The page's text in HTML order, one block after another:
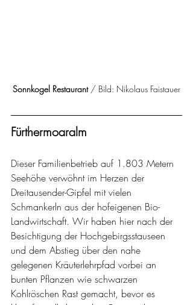
Sonnkogel Restaurant / Bild: Nikolaus Faistauer
Fürthermoaralm
Dieser Familienbetrieb auf 1.803 Metern
Seehöhe verwöhnt im Herzen der
Dreitausender-Gipfel mit vielen
Schmankerln aus der hofeigenen Bio-
Landwirtschaft. Wir haben hier nach der
Besichtigung der Hochgebirgsstauseen
und dem Abstieg über den nahe
gelegenen Kräuterlehrpfad vorbei an
bunten Pflanzen wie schwarzen
Kohlröschen Rast gemacht, bevor es